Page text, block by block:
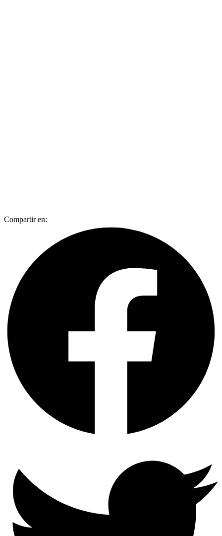
Compartir en: